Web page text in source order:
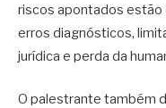
riscos apontados estão
erros diagnósticos,
jurídica e perda da
O palestrante também